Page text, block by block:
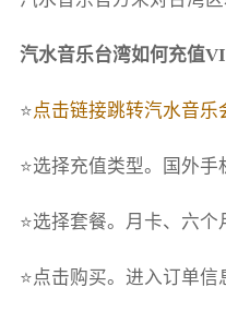
汽水音乐台湾如何充值
⭐点击链接跳转汽水音乐
⭐选择充值类型。国外
⭐选择套餐。月卡、六个
⭐点击购买。进入订单